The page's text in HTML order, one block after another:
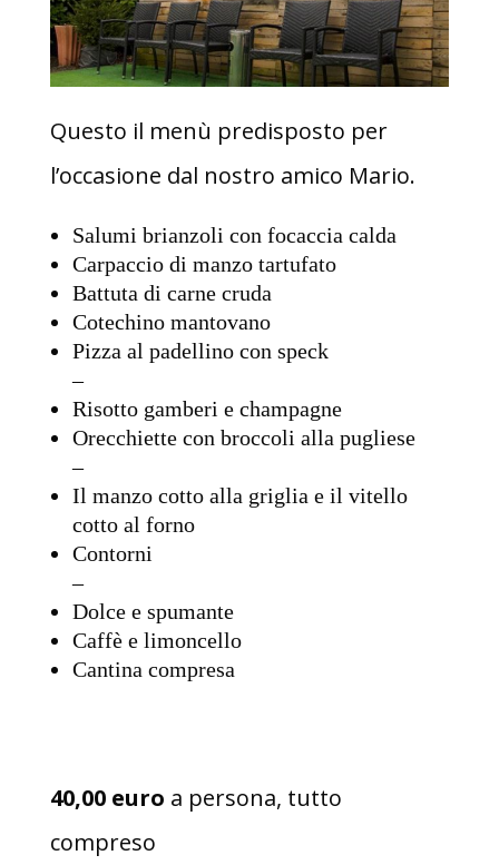
Questo il menù predisposto per
l’occasione dal nostro amico Mario.
Salumi brianzoli con focaccia calda
Carpaccio di manzo tartufato
Battuta di carne cruda
Cotechino mantovano
Pizza al padellino con speck
–
Risotto gamberi e champagne
Orecchiette con broccoli alla pugliese
–
Il manzo cotto alla griglia e il vitello
cotto al forno
Contorni
–
Dolce e spumante
Caffè e limoncello
Cantina compresa
40,00 euro a persona, tutto
compreso